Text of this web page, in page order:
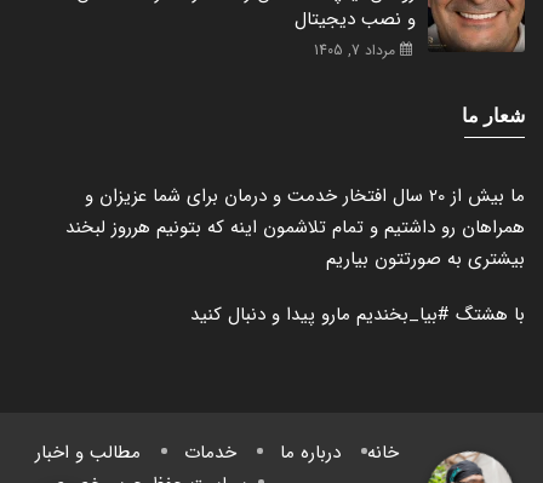
و نصب دیجیتال
مرداد 7, 1405
شعار ما
ما بیش از 20 سال افتخار خدمت و درمان برای شما عزیزان و
همراهان رو داشتیم و تمام تلاشمون اینه که بتونیم هرروز لبخند
بیشتری به صورتتون بیاریم
با هشتگ #بیا_بخندیم مارو پیدا و دنبال کنید
خانه درباره ما خدمات
مطالب و اخبار